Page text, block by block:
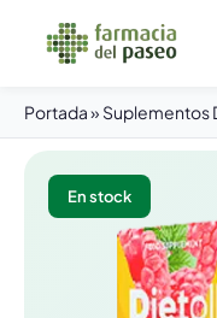
Portada» Suplementos
En stock